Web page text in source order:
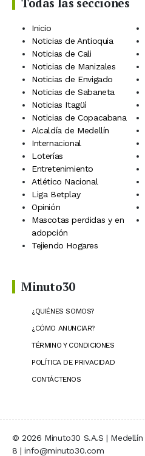
Inicio
Noticias de Antioquia
Noticias de Cali
Noticias de Manizales
Noticias de Envigado
Noticias de Sabaneta
Noticias Itagüí
Noticias de Copacabana
Alcaldía de Medellín
Internacional
Loterías
Entretenimiento
Atlético Nacional
Liga Betplay
Opinión
Mascotas perdidas y en
adopción
Tejiendo Hogares
Minuto30
¿QUIÉNES SOMOS?
¿CÓMO ANUNCIAR?
TÉRMINO Y CONDICIONES
POLÍTICA DE PRIVACIDAD
CONTÁCTENOS
© 2026 Minuto30 S.A.S |
8 | info@minuto30.com